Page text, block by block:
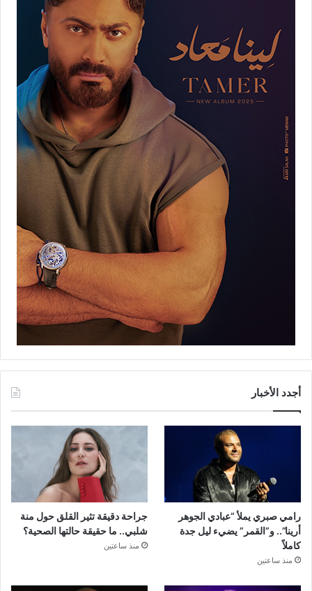
أجدد الأخبار
رامي صبري يملأ “عبادي الجوهر
أرينا”.. و”القمر” يضيء ليل جدة
كاملاً
منذ ساعتين
جراحة دقيقة تثير القلق حول منة
شلبي.. ما حقيقة حالتها الصحية؟
منذ ساعتين